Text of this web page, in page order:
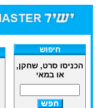
חיפוש
הכניסו סרט, שחקן,
או במאי